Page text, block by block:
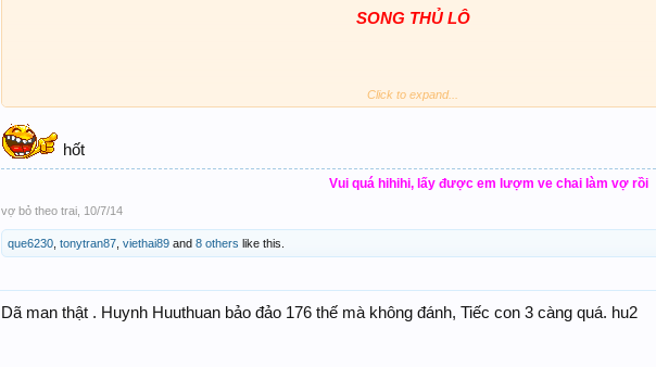
SONG THỦ LÔ​
Chúc ace thắng lợi
Click to expand...
hốt
Vui quá hihihi, lấy được em lượm ve chai làm vợ rồi
vợ bỏ theo trai 10/7/14
que6230 tonytran87 viethai89 and 8 others like this.
Dã man thật . Huynh Huuthuan bảo đảo 176 thế mà không đánh, Tiếc con 3 càng quá. hu2